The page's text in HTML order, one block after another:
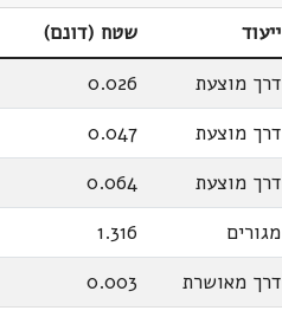
ייעוד שטח (דונם)
דרך מוצעת
0.026
דרך מוצעת
0.047
דרך מוצעת
0.064
מגורים 1.316
דרך מאושרת 0.003